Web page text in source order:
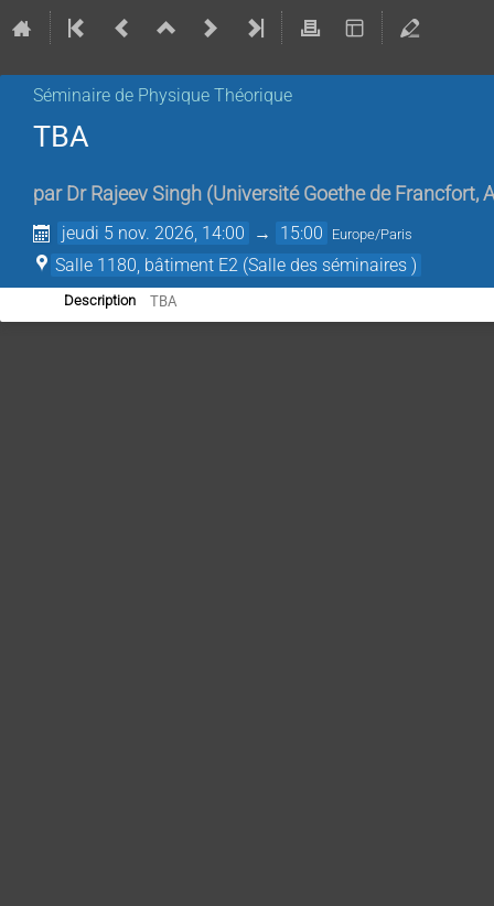
Séminaire de Physique Théorique
TBA
par Dr Rajeev Singh (Université Goethe de Francfort,
jeudi 5 nov. 2026, 14:00 → 15:00 Europe/Paris
Salle 1180, bâtiment E2 (Salle des séminaires )
Description TBA